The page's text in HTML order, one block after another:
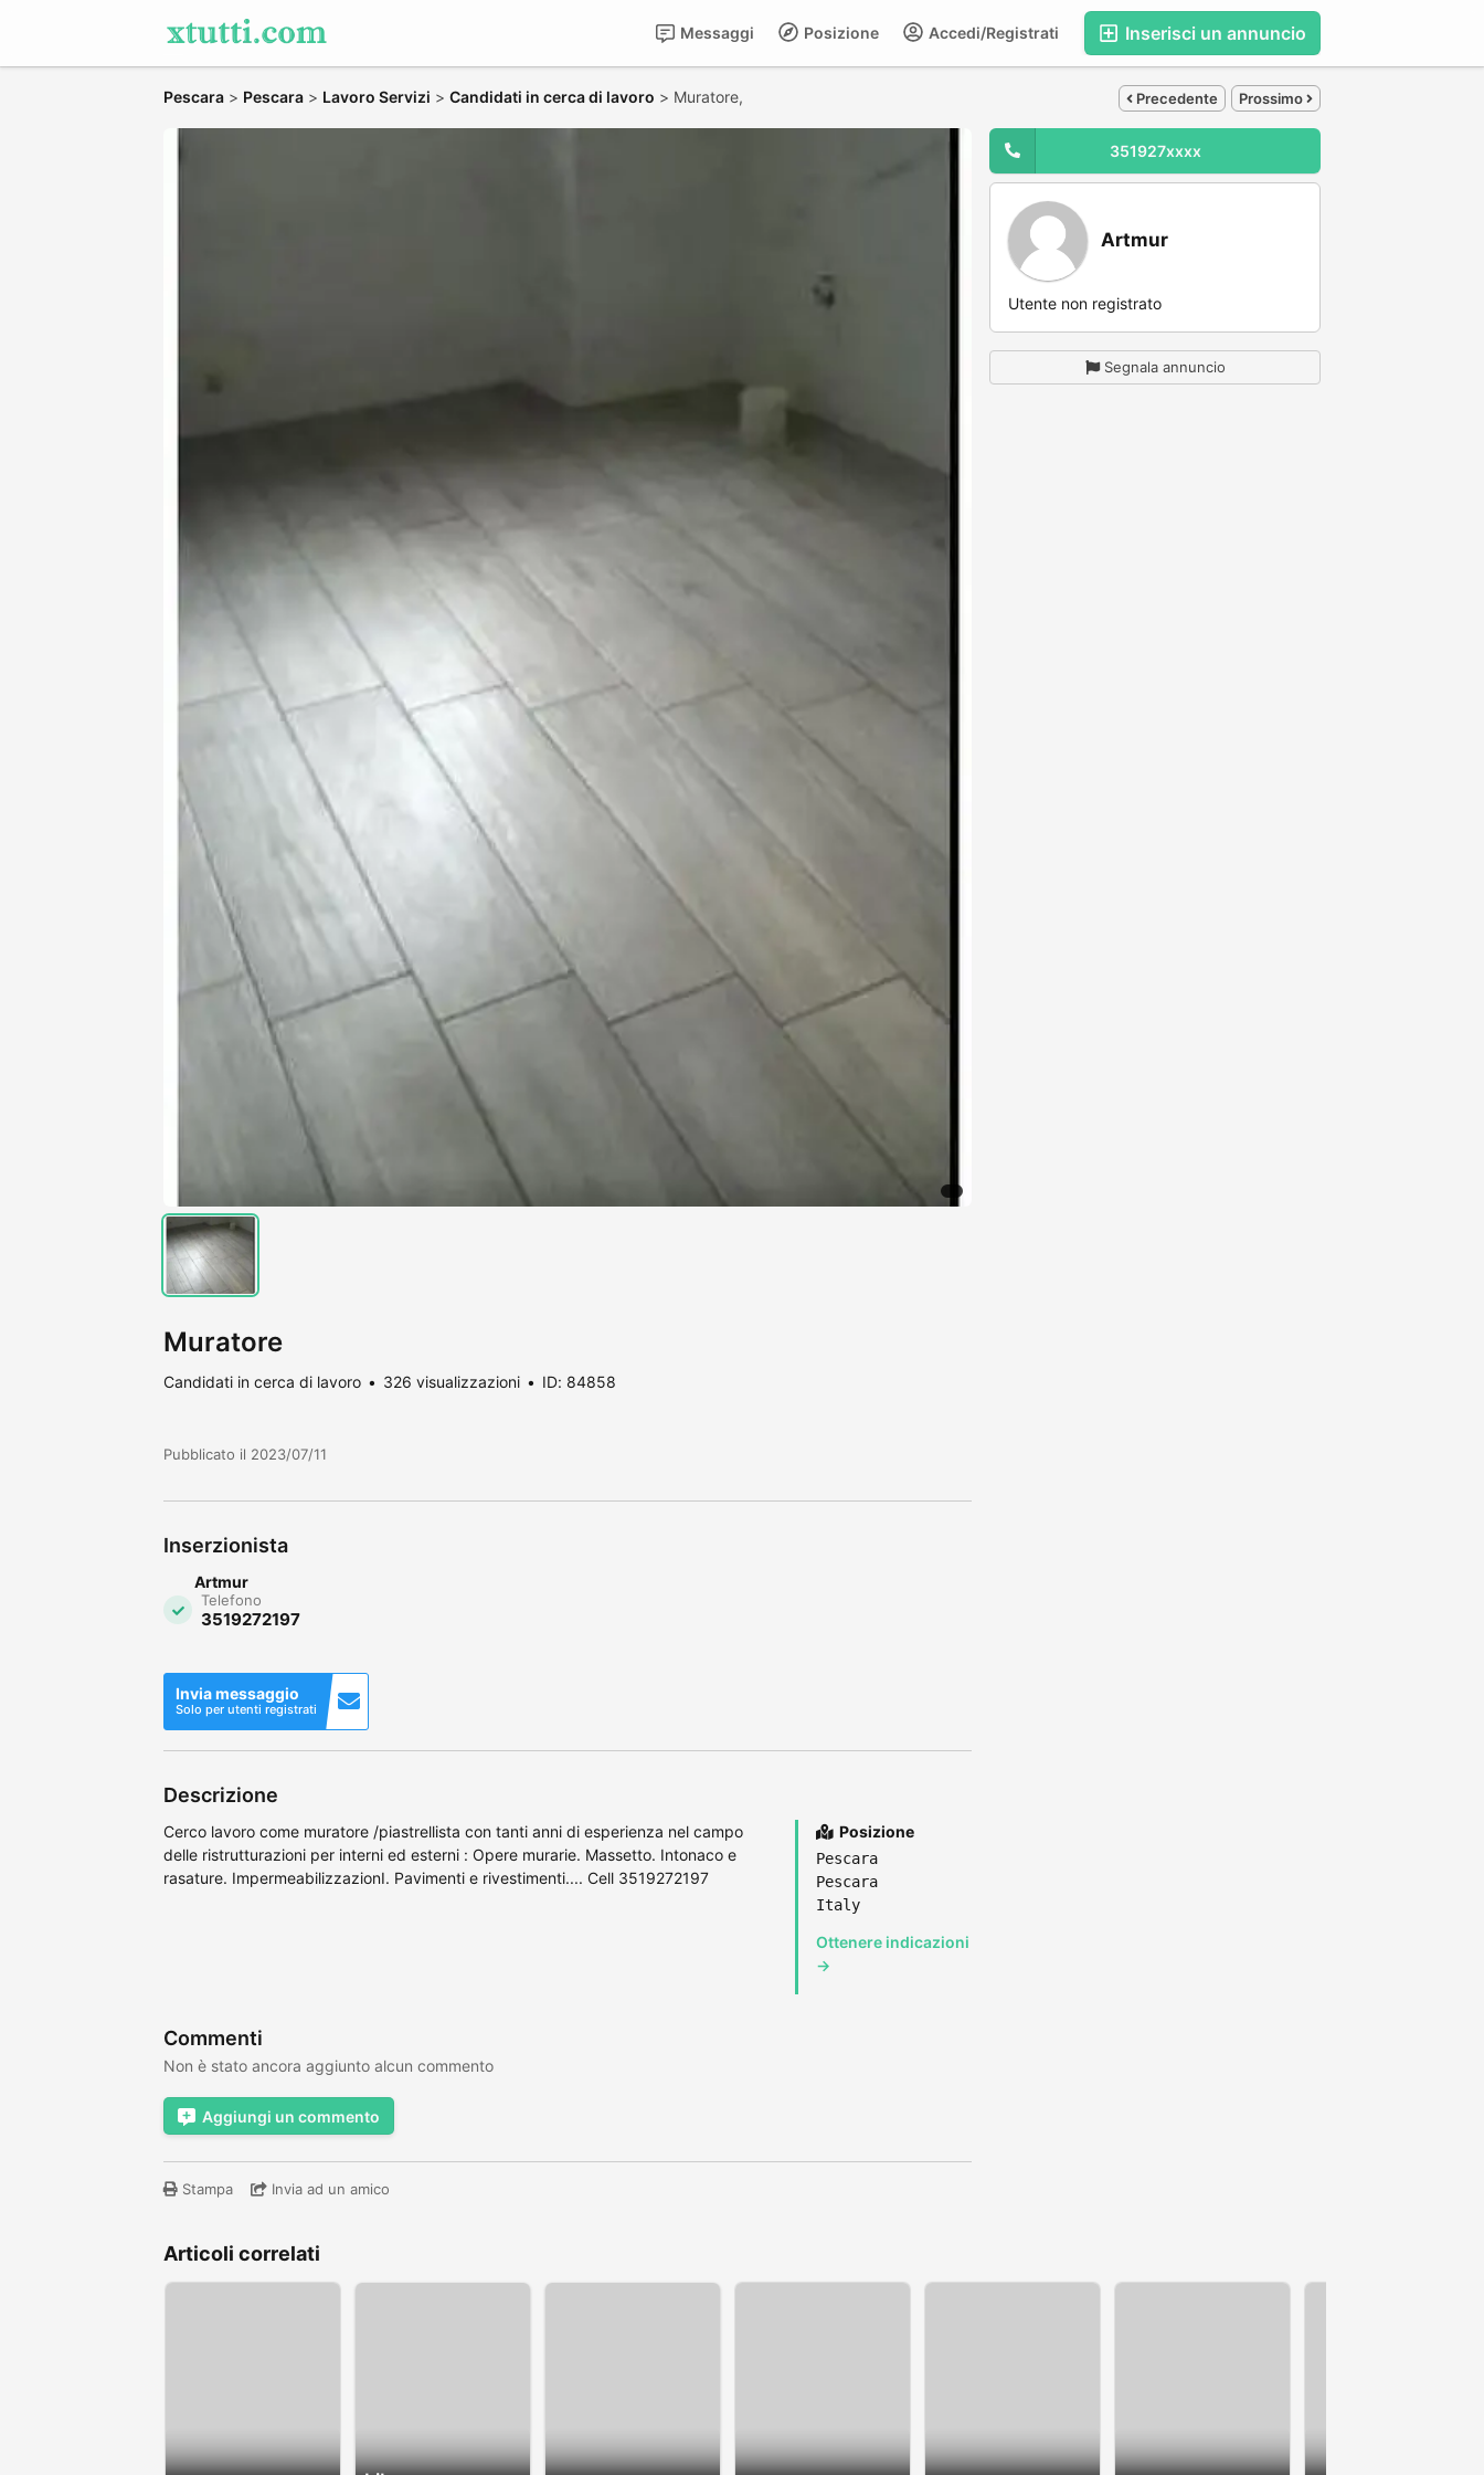
Inserisci un annuncio
Accedi/Registrati
Posizione
Messaggi
Pescara > Pescara > Lavoro Servizi > Candidati in cerca di lavoro > Muratore, Precedente Prossimo
Muratore
Candidati in cerca di lavoro 326 visualizzazioni ID: 84858
Pubblicato il 2023/07/11
Inserzionista
Artmur
Telefono
3519272197
Invia messaggio
Solo per utenti registrati
Descrizione
Cerco lavoro come muratore /piastrellista con tanti anni di esperienza nel campo
delle ristrutturazioni per interni ed esterni : Opere murarie. Massetto. Intonaco e
rasature. ImpermeabilizzazionI. Pavimenti e rivestimenti.... Cell 3519272197
Posizione
Pescara
Pescara
Italy
Ottenere indicazioni
→
Commenti
Non è stato ancora aggiunto alcun commento
Aggiungi un commento
Stampa Invia ad un amico
351927xxxx
Artmur
Utente non registrato
Segnala annuncio
Articoli correlati